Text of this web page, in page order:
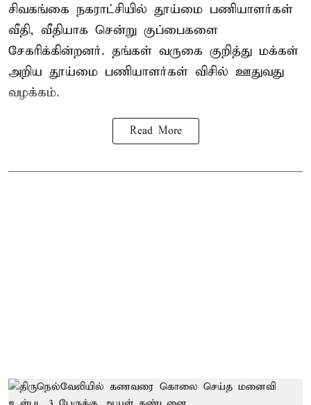
சிவகங்கை நகராட்சியில் தூய்மை பணியாளர்கள்
வீதி, வீதியாக சென்று குப்பைகளை
சேகரிக்கின்றனர். தங்கள் வருகை குறித்து மக்கள்
அறிய தூய்மை பணியாளர்கள் விசில் ஊதுவது
வழக்கம்.
Read More